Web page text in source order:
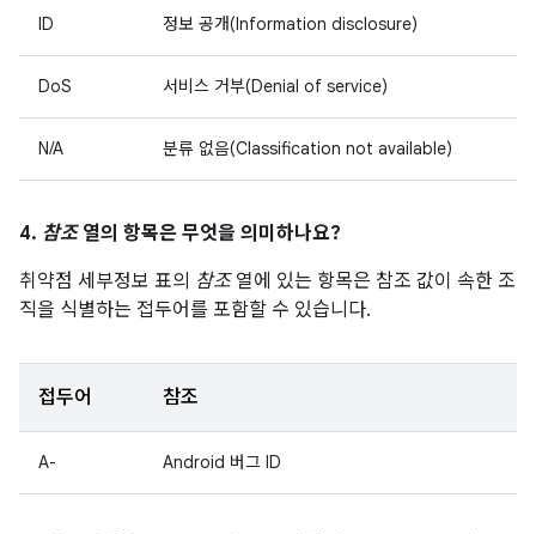
ID 정보 공개(Information disclosure)
DoS 서비스 거부(Denial of service)
N/A 분류 없음(Classification not available)
4. 참조열의 항목은 무엇을 의미하나요?
취약점 세부정보 표의 참조열에 있는 항목은 참조 값이 속한 조
직을 식별하는 접두어를 포함할 수 있습니다.
접두어 참조
A- Android 버그 ID